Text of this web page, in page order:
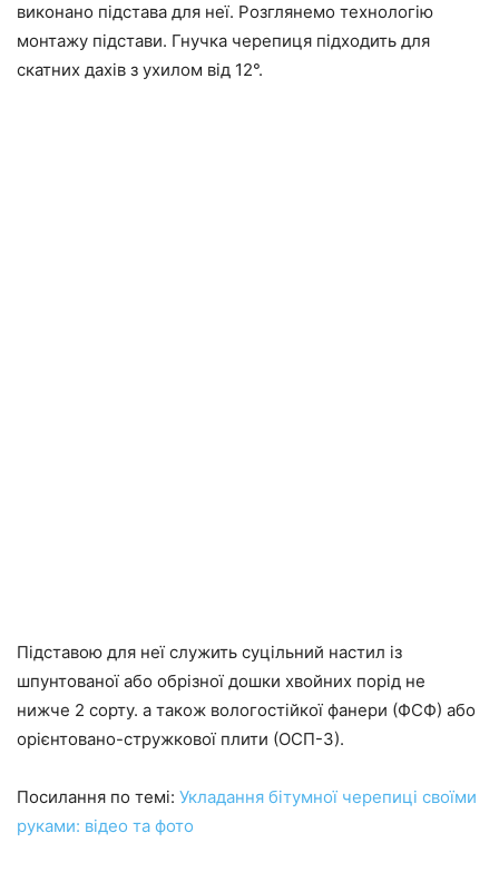
виконано підстава для неї. Розглянемо технологію
монтажу підстави. Гнучка черепиця підходить для
скатних дахів з ухилом від 12°.
Підставою для неї служить суцільний настил із
шпунтованої або обрізної дошки хвойних порід не
нижче 2 сорту. а також вологостійкої фанери (ФСФ) або
орієнтовано-стружкової плити (ОСП-3).
Посилання по темі: Укладання бітумної черепиці своїми
руками: відео та фото